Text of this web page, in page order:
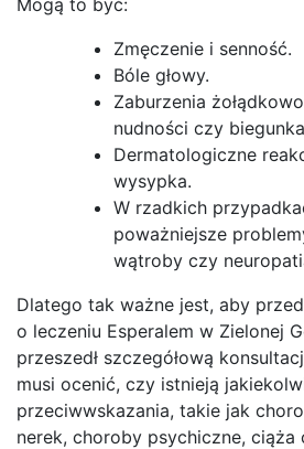
Zmęczenie i senność.
Bóle głowy.
Zaburzenia
nudności czy
Dermatologiczne
wysypka.
W rzadkich
poważniejsze
wątroby czy
Dlatego tak ważne jest, aby
o leczeniu Esperalem w Zielonej
przeszedł szczegółową
musi ocenić, czy istnieją
przeciwwskazania, takie jak
nerek, choroby psychiczne, ciąża